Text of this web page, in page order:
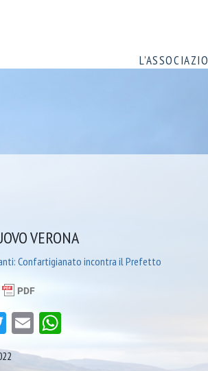
VERONA
Confartigianato incontra il Prefetto
Twitter
Email